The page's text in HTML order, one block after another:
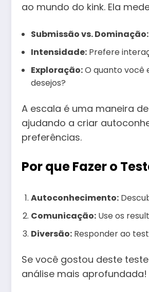
ao mundo do kink. Ela
Submissão vs. Dominação:
Intensidade: Prefere
Exploração:O quanto você
desejos?
A escala é uma maneira
ajudando a criar
preferências.
Por que Fazer o
Autoconhecimento:
Comunicação: Use os
Diversão: Responder ao
Se você gostou deste
análise mais aprofundada!